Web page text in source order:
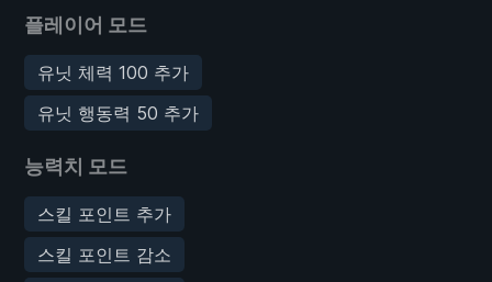
플레이어 모드
유닛 체력 100 추가
유닛 행동력 50 추가
능력치 모드
스킬 포인트 추가
스킬 포인트 감소